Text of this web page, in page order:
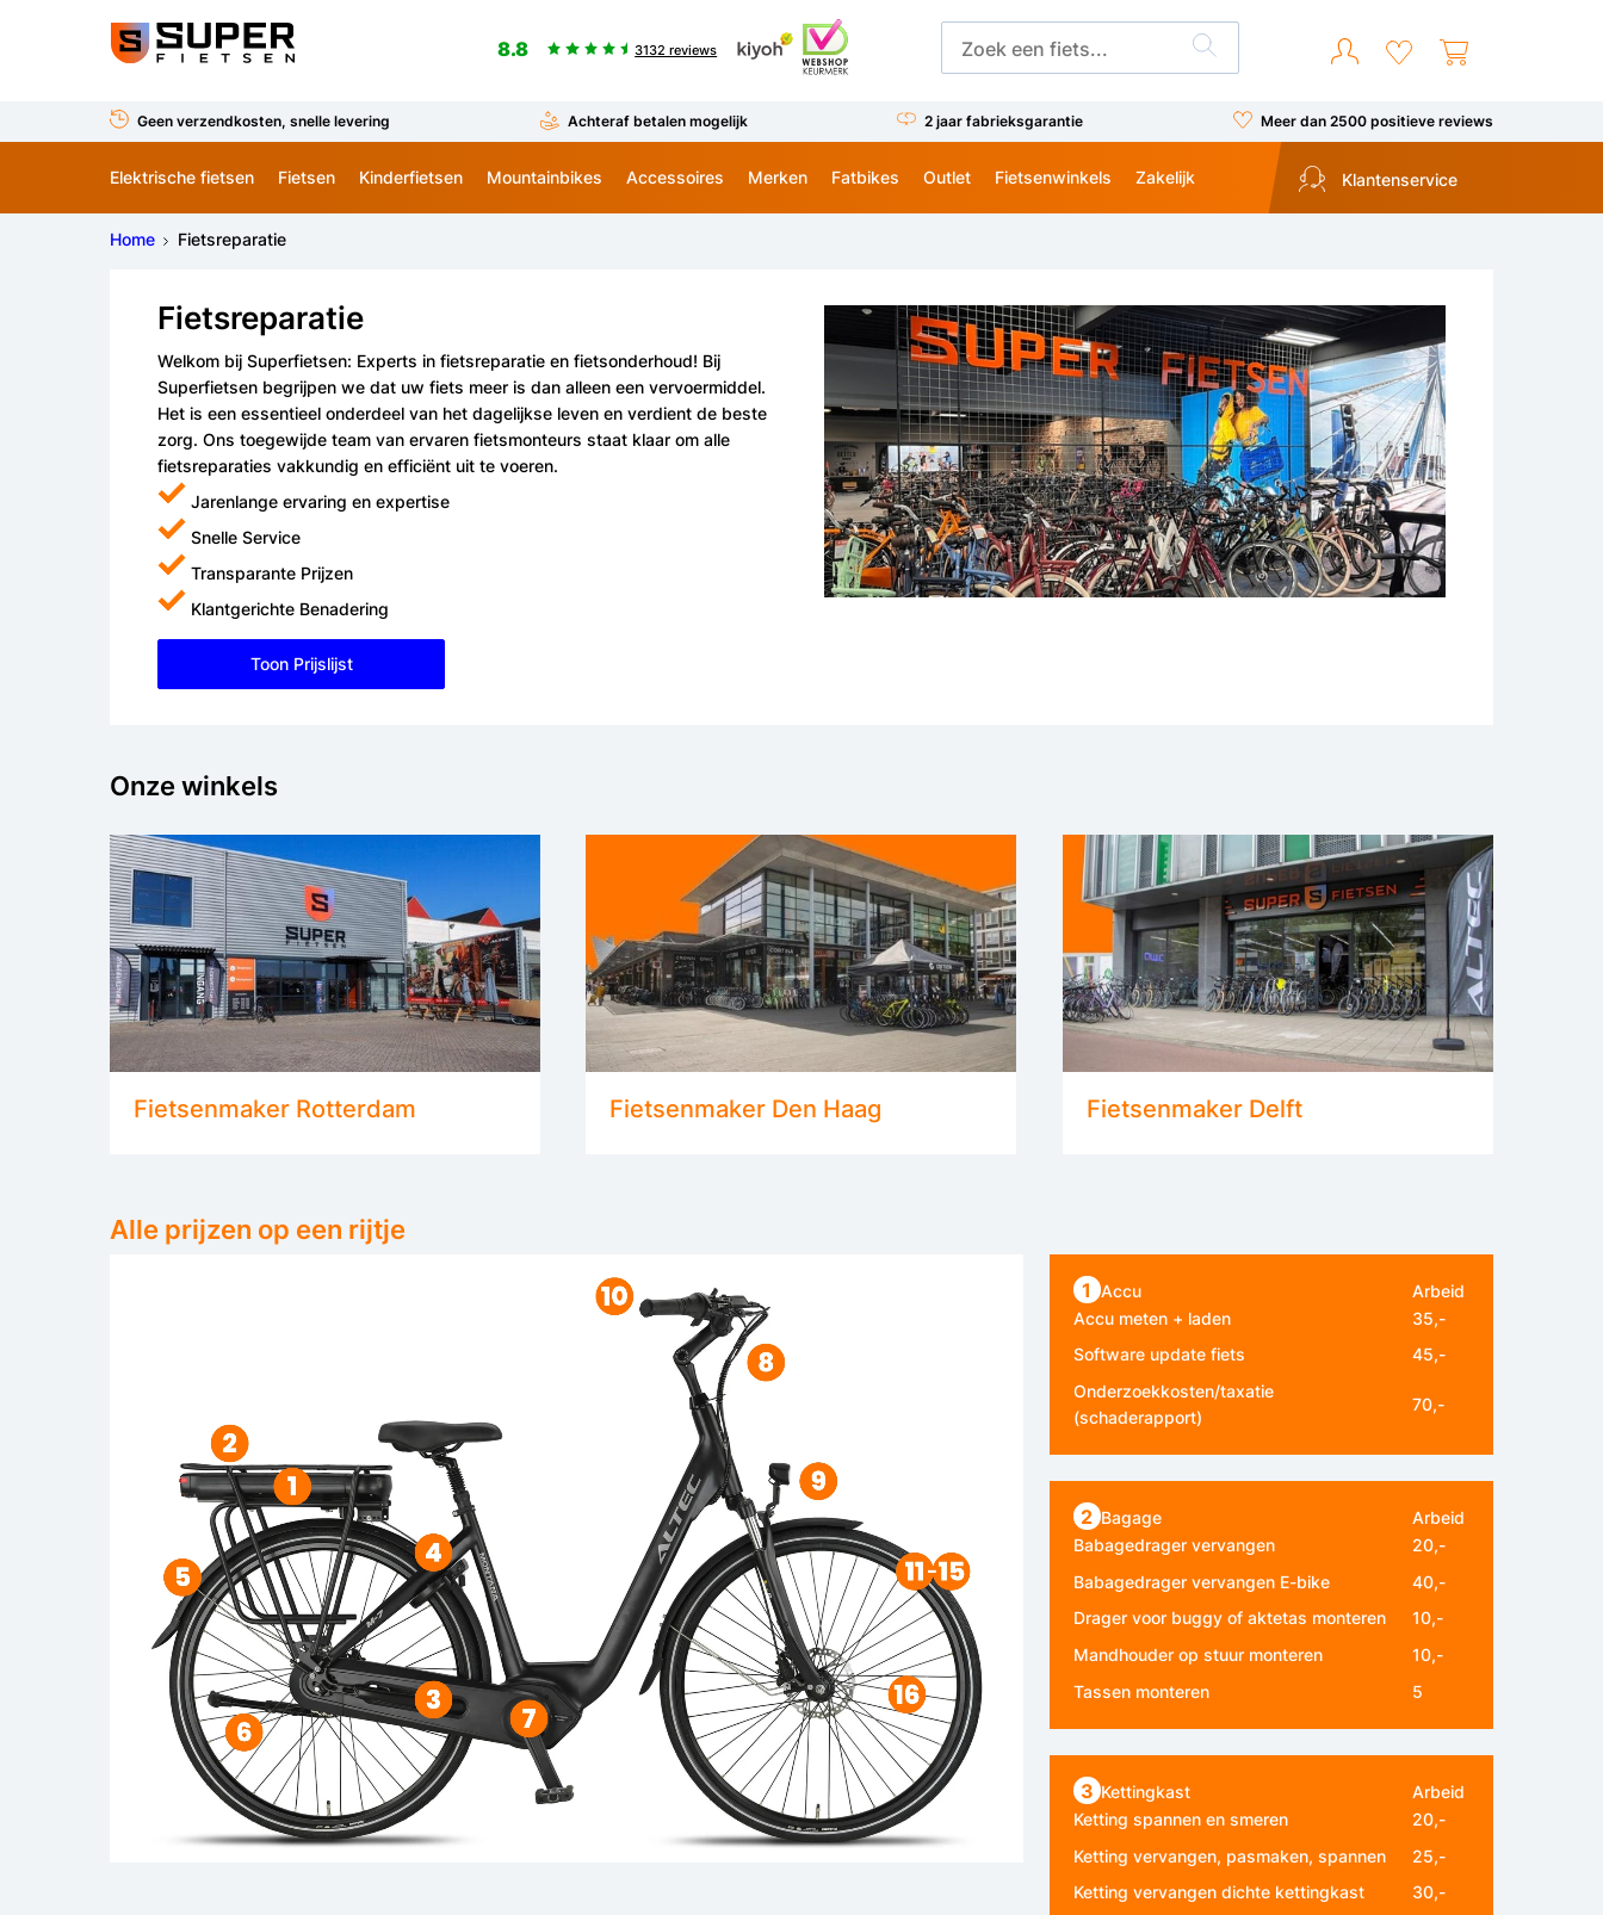
8.8 3132 reviews
Geen verzendkosten, snelle levering Achteraf betalen mogelijk 2 jaar fabrieksgarantie Meer dan 2500 positieve reviews
Elektrische fietsen Fietsen Kinderfietsen Mountainbikes Accessoires Merken Fatbikes Outlet Fietsenwinkels Zakelijk Klantenservice
Home Fietsreparatie
Fietsreparatie
Welkom bij Superfietsen: Experts in fietsreparatie en fietsonderhoud! Bij
Superfietsen begrijpen we dat uw fiets meer is dan alleen een vervoermiddel.
Het is een essentieel onderdeel van het dagelijkse leven en verdient de beste
zorg. Ons toegewijde team van ervaren fietsmonteurs staat klaar om alle
fietsreparaties vakkundig en efficiënt uit te voeren.
Jarenlange ervaring en expertise
Snelle Service
Transparante Prijzen
Klantgerichte Benadering
Toon Prijslijst
Onze winkels
Fietsenmaker Rotterdam Fietsenmaker Den Haag Fietsenmaker Delft
Alle prijzen op een rijtje
1 Accu
Arbeid
Accu meten + laden
35,-
Software update fiets
45,-
Onderzoekkosten/taxatie
(schaderapport)
70,-
2 Bagage
Arbeid
Babagedrager vervangen
20,-
Babagedrager vervangen E-bike
40,-
Drager voor buggy of aktetas monteren
10,-
Mandhouder op stuur monteren
10,-
Tassen monteren
5
3 Kettingkast
Arbeid
Ketting spannen en smeren
20,-
Ketting vervangen, pasmaken, spannen
25,-
Ketting vervangen dichte kettingkast
30,-